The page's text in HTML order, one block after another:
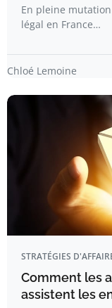
En pleine
légal en France…
Chloé Lemoine
STRATÉGIES
Comment les
assistent les